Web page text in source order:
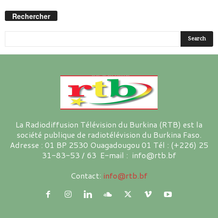
Rechercher
La Radiodiffusion Télévision du Burkina (RTB) est la
société publique de radiotélévision du Burkina Faso.
Adresse : 01 BP 2530 Ouagadougou 01 Tél : (+226) 25
31-83-53 / 63 E-mail : info@rtb.bf
Contact: info@rtb.bf